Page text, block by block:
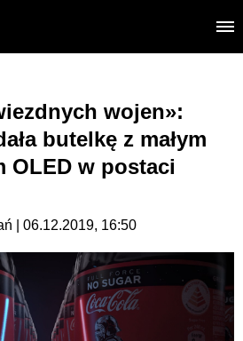
wojen»:
butelkę z małym
OLED w postaci
| 06.12.2019, 16:50